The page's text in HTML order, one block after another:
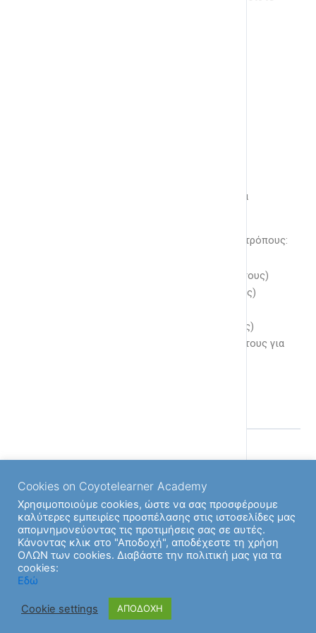
Οι πόντοι μου στο επίπεδο έως τώρα
Μπορείτε να κερδίσετε πόντους με τους εξής τρόπους:
Ολοκληρώνοντας μία υποενότητα (2 πόντους)
Ολοκληρώνοντας μία ενότητα (10 πόντους)
Ολοκληρώνοτας ένα μάθημα (100 πόντους)
Ανεβαίνοντας επίπεδα λαμβάνετε 20 πόντους για
Previous Υποενότητα
Cookies on Coyotelearner Academy
Χρησιμοποιούμε cookies, ώστε να σας προσφέρουμε
καλύτερες εμπειρίες προσπέλασης στις ιστοσελίδες μας
απομνημονεύοντας τις προτιμήσεις σας σε αυτές.
Κάνοντας κλικ στο "Αποδοχή", αποδέχεστε τη χρήση
ΟΛΩΝ των cookies. Διαβάστε την πολιτική μας για τα
cookies:
Εδώ
Cookie settings ΑΠΟΔΟΧΗ